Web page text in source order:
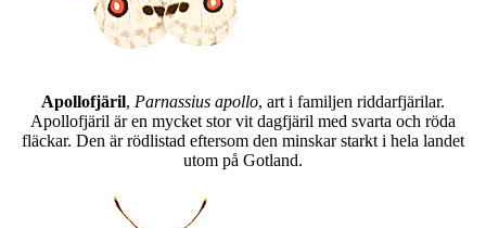
Apollofjäril, Parnassius apollo, art i familjen riddarfjärilar.
Apollofjäril är en mycket stor vit dagfjäril med svarta och röda
fläckar. Den är rödlistad eftersom den minskar starkt i hela landet
utom på Gotland.